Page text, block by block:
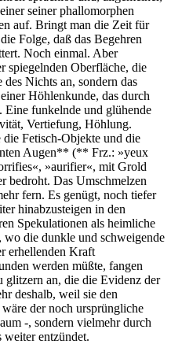
seiner phallomorphen
auf. Bringt man die Zeit für
Folge, daß das Begehren
Noch einmal. Aber
spiegelnden Oberfläche, die
Nichts an, sondern das
Höhlenkunde, das durch
Eine funkelnde und glühende
Vertiefung, Höhlung.
Fetisch-Objekte und die
Augen** (** Frz.: »yeux
»aurifier«, mit Grold
bedroht. Das Umschmelzen
fern. Es genügt, noch tiefer
hinabzusteigen in den
Spekulationen als heimliche
die dunkle und schweigende
erhellenden Kraft
werden müßte, fangen
glitzern an, die die Evidenz der
deshalb, weil sie den
der noch ursprüngliche
-, sondern vielmehr durch
weiter entzündet.